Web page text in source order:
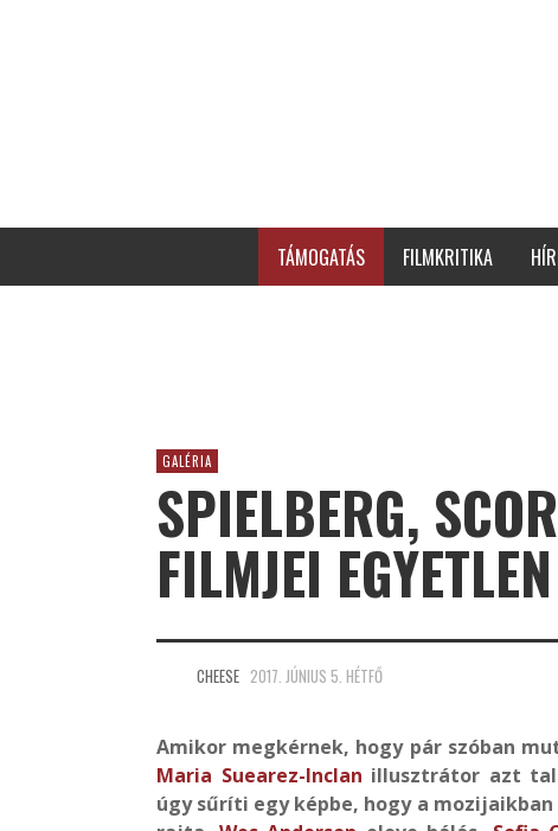
TÁMOGATÁS FILMKRITIKA
GALÉRIA
SPIELBERG,
FILMJEI
CHEESE 2017. JÚNIUS 5. HÉTFŐ
Amikor megkérnek, hogy pár szóban
Maria Suearez-Inclan illusztrátor azt
úgy sűríti egy képbe, hogy a